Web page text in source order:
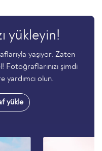
yükleyin!
yaşıyor. Zaten
Fotoğraflarınızı şimdi
yardımcı olun.
yükle